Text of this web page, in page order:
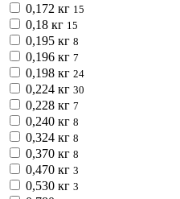
0,172 кг 15
0,18 кг 15
0,195 кг 8
0,196 кг 7
0,198 кг 24
0,224 кг 30
0,228 кг 7
0,240 кг 8
0,324 кг 8
0,370 кг 8
0,470 кг 3
0,530 кг 3